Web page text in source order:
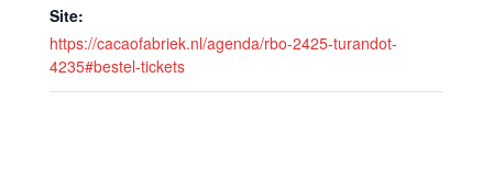
Site:
https://cacaofabriek.nl/agenda/rbo-2425-turandot-
4235#bestel-tickets